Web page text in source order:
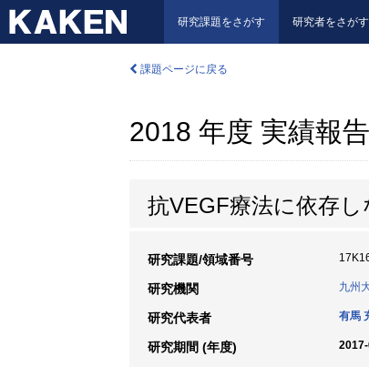
研究課題をさがす 研究者をさがす
課題ページに戻る
2018 年度 実績報
抗VEGF療法に依存
研究課題/領域番号
研究機関 九州
研究代表者 有馬
研究期間 (年度)